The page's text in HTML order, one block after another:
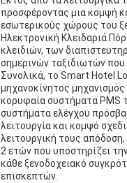
προσφέροντας μια κομψή
εσωτερικούς χώρους του
Ηλεκτρονική Κλειδαριά
κλειδιών, των
σημερινών ταξιδιωτών που
Συνολικά, το Smart Hotel
μηχανοκίνητος
κορυφαία συστήματα PMS
συστήματα ελέγχου
λειτουργία και κομψό
λειτουργική τους
2 ετών που υποστηρίζει
κάθε ξενοδοχειακό
επισκεπτών.